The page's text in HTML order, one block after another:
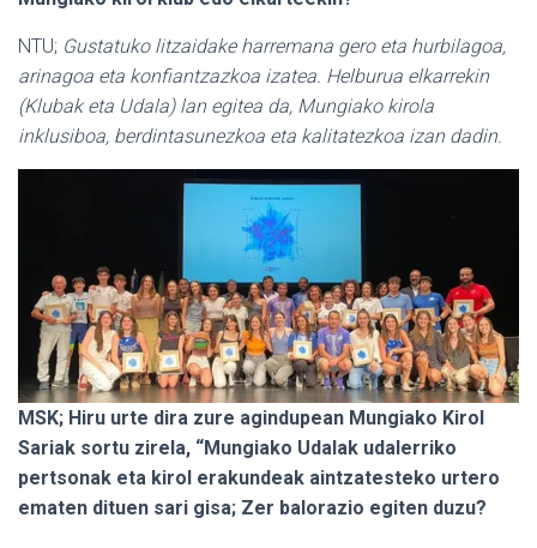
NTU; Gustatuko litzaidake harremana gero eta hurbilagoa,
arinagoa eta konfiantzazkoa izatea. Helburua elkarrekin
(Klubak eta Udala) lan egitea da, Mungiako kirola
inklusiboa, berdintasunezkoa eta kalitatezkoa izan dadin.
MSK; Hiru urte dira zure agindupean Mungiako Kirol
Sariak sortu zirela, “Mungiako Udalak udalerriko
pertsonak eta kirol erakundeak aintzatesteko urtero
ematen dituen sari gisa; Zer balorazio egiten duzu?